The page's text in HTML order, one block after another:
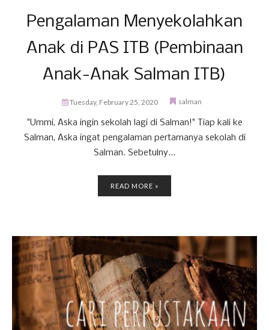
Pengalaman Menyekolahkan
Anak di PAS ITB (Pembinaan
Anak-Anak Salman ITB)
Tuesday, February 25, 2020 salman
"Ummi, Aska ingin sekolah lagi di Salman!" Tiap kali ke
Salman, Aska ingat pengalaman pertamanya sekolah di
Salman. Sebetulny...
READ MORE »